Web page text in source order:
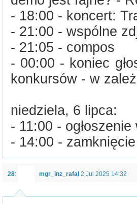
- 18:00 - koncert:
- 21:00 - wspólne
- 21:05 - compos
- 00:00 - koniec
konkursów - w
niedziela, 6 lipca:
- 11:00 -
- 14:00 -
28: mgr_inz_rafal 2 Jul 2025 14:32